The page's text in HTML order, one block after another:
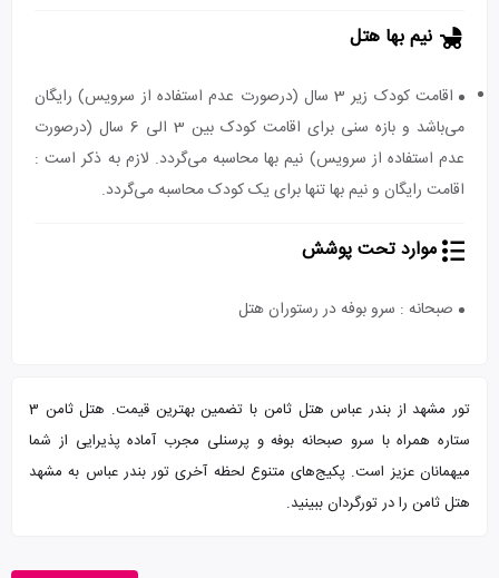
نیم بها هتل
اقامت کودک زیر 3 سال (درصورت عدم استفاده از سرویس) رایگان
می‌باشد و بازه سنی برای اقامت کودک بین 3 الی 6 سال (درصورت
عدم استفاده از سرویس) نیم بها محاسبه می‌گردد. لازم به ذکر است :
اقامت رایگان و نیم بها تنها برای یک کودک محاسبه می‌گردد.
موارد تحت پوشش
صبحانه : سرو بوفه در رستوران هتل
تور مشهد از بندر عباس هتل ثامن با تضمین بهترین قیمت. هتل ثامن 3
ستاره همراه با سرو صبحانه بوفه و پرسنلی مجرب آماده پذیرایی از شما
میهمانان عزیز است. پکیج‌های متنوع لحظه آخری تور بندر عباس به مشهد
هتل ثامن را در تورگردان ببینید.